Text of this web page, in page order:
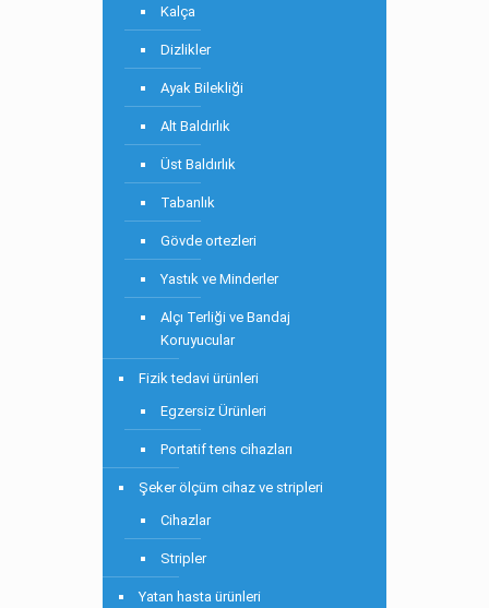
Kalça
Dizlikler
Ayak Bilekliği
Alt Baldırlık
Üst Baldırlık
Tabanlık
Gövde ortezleri
Yastık ve Minderler
Alçı Terliği ve Bandaj
Koruyucular
Fizik tedavi ürünleri
Egzersiz Ürünleri
Portatif tens cihazları
Şeker ölçüm cihaz ve stripleri
Cihazlar
Stripler
Yatan hasta ürünleri